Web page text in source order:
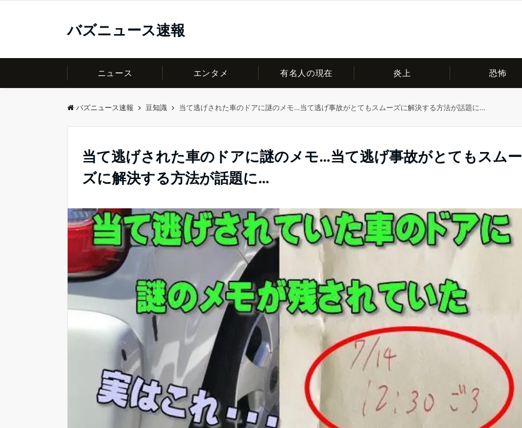
バズニュース速報
ニュース エンタメ 有名人の現在 炎上 恐怖
バズニュース速報 豆知識 当て逃げされた車のドアに謎のメモ…当て逃げ事故がとてもスムーズに解決する方法が話題に…
当て逃げされた車のドアに謎のメモ…当て逃げ事故がとてもスムー
ズに解決する方法が話題に…